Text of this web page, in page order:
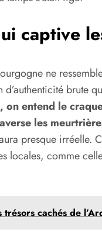
captive
ne
brute
entend le
les
presque irréelle.
locales, comme
cachés de